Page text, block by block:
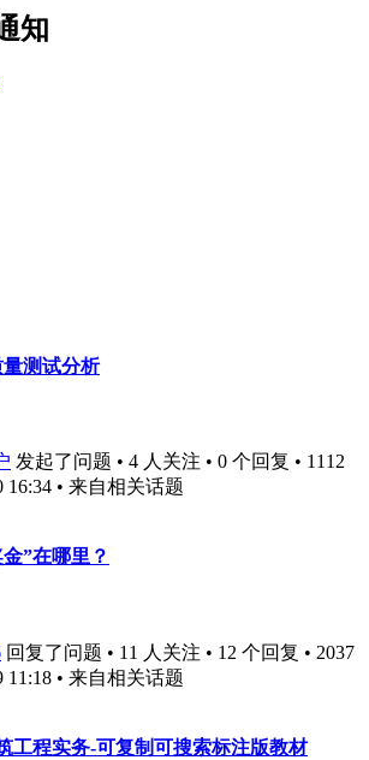
知
测试分析
发起了问题 • 4 人关注 • 0 个回复 • 1112
16:34 • 来自相关话题
”在哪里？
回复了问题 • 11 人关注 • 12 个回复 • 2037
11:18 • 来自相关话题
工程实务-可复制可搜索标注版教材